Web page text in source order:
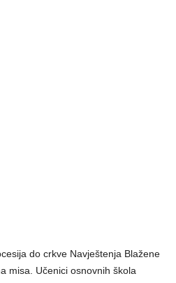
do crkve Navještenja Blažene
misa. Učenici osnovnih škola